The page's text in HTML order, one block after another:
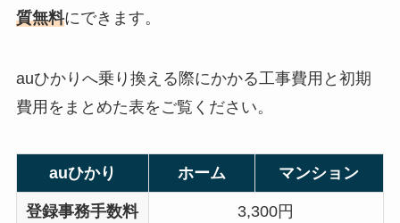
質無料にできます。
auひかりへ乗り換える際にかかる工事費用と初期
費用をまとめた表をご覧ください。
auひかり ホーム マンション
登録事務手数料 3,300円